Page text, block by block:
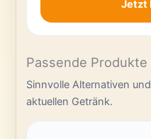
Jetzt
Passende Produkte
Sinnvolle Alternativen
aktuellen Getränk.